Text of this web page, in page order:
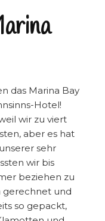
das Marina Bay
Hotel!
wir zu viert
aber es hat
sehr
wir bis
beziehen zu
gerechnet und
so gepackt,